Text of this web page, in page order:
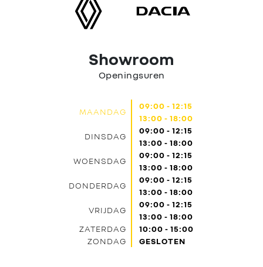
Showroom
Openingsuren
MAANDAG
09:00 - 12:15
13:00 - 18:00
DINSDAG
09:00 - 12:15
13:00 - 18:00
WOENSDAG
09:00 - 12:15
13:00 - 18:00
DONDERDAG
09:00 - 12:15
13:00 - 18:00
VRIJDAG
09:00 - 12:15
13:00 - 18:00
ZATERDAG
10:00 - 15:00
ZONDAG
GESLOTEN